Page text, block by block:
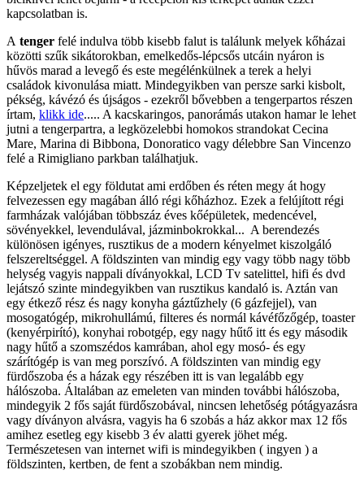
kapcsolatban is.
A tenger felé indulva több kisebb falut is találunk melyek kőházai
közötti szűk sikátorokban, emelkedős-lépcsős utcáin nyáron is
hűvös marad a levegő és este megélénkülnek a terek a helyi
családok kivonulása miatt. Mindegyikben van persze sarki kisbolt,
pékség, kávézó és újságos - ezekről bővebben a tengerpartos részen
írtam, klikk ide..... A kacskaringos, panorámás utakon hamar le lehet
jutni a tengerpartra, a legközelebbi homokos strandokat Cecina
Mare, Marina di Bibbona, Donoratico vagy délebbre San Vincenzo
felé a Rimigliano parkban találhatjuk.
Képzeljetek el egy földutat ami erdőben és réten megy át hogy
felvezessen egy magában álló régi kőházhoz. Ezek a felújított régi
farmházak valójában többszáz éves kőépületek, medencével,
sövényekkel, levendulával, jázminbokrokkal... A berendezés
különösen igényes, rusztikus de a modern kényelmet kiszolgáló
felszereltséggel. A földszinten van mindig egy vagy több nagy több
helység vagyis nappali díványokkal, LCD Tv satelittel, hifi és dvd
lejátszó szinte mindegyikben van rusztikus kandaló is. Aztán van
egy étkező rész és nagy konyha gáztűzhely (6 gázfejjel), van
mosogatógép, mikrohullámú, filteres és normál kávéfőzőgép, toaster
(kenyérpirító), konyhai robotgép, egy nagy hűtő itt és egy második
nagy hűtő a szomszédos kamrában, ahol egy mosó- és egy
szárítógép is van meg porszívó. A földszinten van mindig egy
fürdőszoba és a házak egy részében itt is van legalább egy
hálószoba. Általában az emeleten van minden további hálószoba,
mindegyik 2 fős saját fürdőszobával, nincsen lehetőség pótágyazásra
vagy díványon alvásra, vagyis ha 6 szobás a ház akkor max 12 fős
amihez esetleg egy kisebb 3 év alatti gyerek jöhet még.
Természetesen van internet wifi is mindegyikben ( ingyen ) a
földszinten, kertben, de fent a szobákban nem mindig.